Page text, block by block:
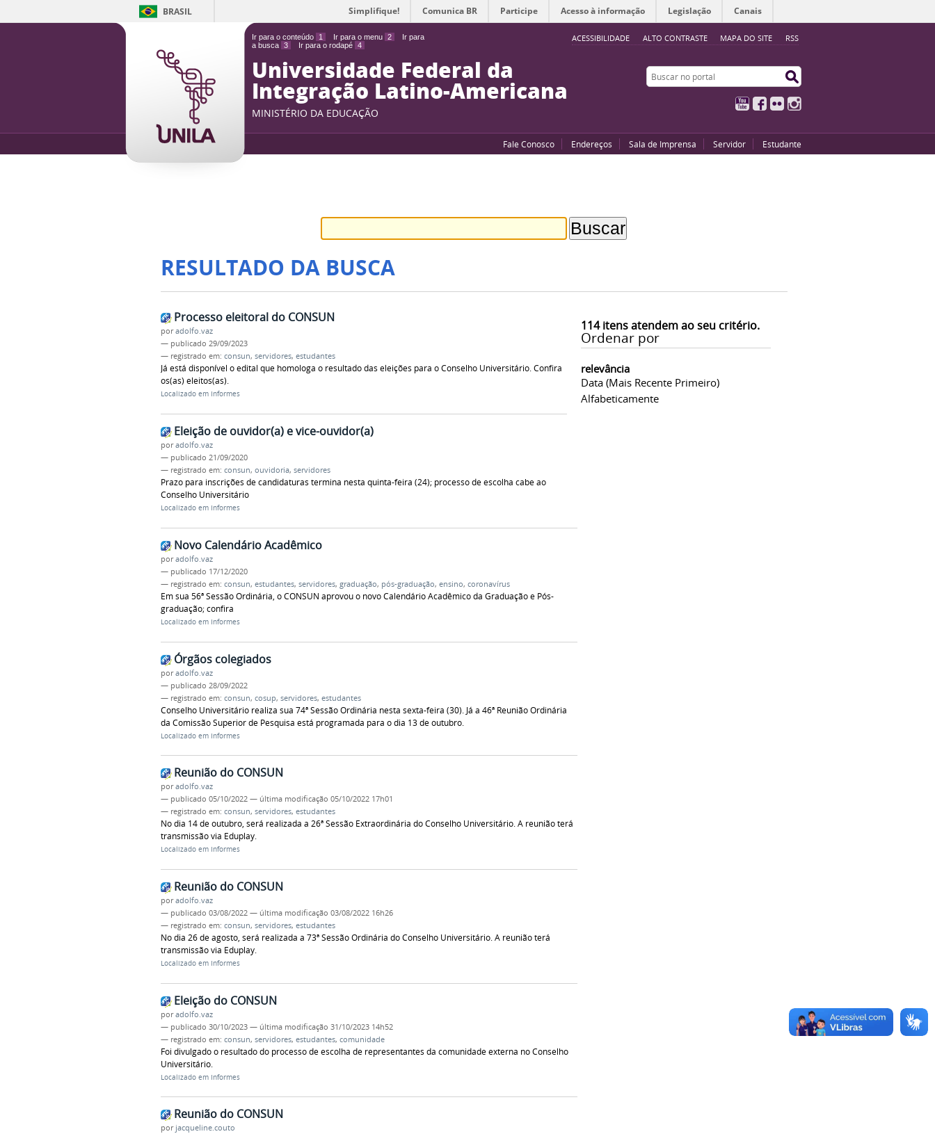
Ir para o conteúdo 1 Ir para o menu 2
Ir para
a busca 3 Ir para o rodapé 4
ACESSIBILIDADE ALTO CONTRASTE MAPA DO SITE RSS
BRASIL Simplifique! Comunica BR Participe Acesso à informação Legislação Canais
Universidade Federal da
Integração Latino-Americana
MINISTÉRIO DA EDUCAÇÃO
Buscar no portal
YouTubeFacebook
Flickr
Fale Conosco Endereços Sala de Imprensa Servidor Estudante
RESULTADO DA BUSCA
114itens atendem ao seu critério.
Ordenar por
relevância
Data (mais Recente Primeiro)
Alfabeticamente
Processo eleitoral do CONSUN
poradolfo.vaz
— publicado 29/09/2023
— registrado em: consun, servidores, estudantes
Já está disponível o edital que homologa o resultado das eleições para o Conselho Universitário. Confira
os(as) eleitos(as).
Localizado em Informes
Eleição de ouvidor(a) e vice-ouvidor(a)
poradolfo.vaz
— publicado 21/09/2020
— registrado em: consun, ouvidoria, servidores
Prazo para inscrições de candidaturas termina nesta quinta-feira (24); processo de escolha cabe ao
Conselho Universitário
Localizado em Informes
Novo Calendário Acadêmico
poradolfo.vaz
— publicado 17/12/2020
— registrado em: consun, estudantes, servidores, graduação, pós-graduação, ensino, coronavírus
Em sua 56ª Sessão Ordinária, o CONSUN aprovou o novo Calendário Acadêmico da Graduação e Pós-
graduação; confira
Localizado em Informes
Órgãos colegiados
poradolfo.vaz
— publicado 28/09/2022
— registrado em: consun, cosup, servidores, estudantes
Conselho Universitário realiza sua 74ª Sessão Ordinária nesta sexta-feira (30). Já a 46ª Reunião Ordinária
da Comissão Superior de Pesquisa está programada para o dia 13 de outubro.
Localizado em Informes
Reunião do CONSUN
poradolfo.vaz
— publicado 05/10/2022 — última modificação 05/10/2022 17h01
— registrado em: consun, servidores, estudantes
No dia 14 de outubro, será realizada a 26ª Sessão Extraordinária do Conselho Universitário. A reunião terá
transmissão via Eduplay.
Localizado em Informes
Reunião do CONSUN
poradolfo.vaz
— publicado 03/08/2022 — última modificação 03/08/2022 16h26
— registrado em: consun, servidores, estudantes
No dia 26 de agosto, será realizada a 73ª Sessão Ordinária do Conselho Universitário. A reunião terá
transmissão via Eduplay.
Localizado em Informes
Eleição do CONSUN
poradolfo.vaz
— publicado 30/10/2023 — última modificação 31/10/2023 14h52
— registrado em: consun, servidores, estudantes, comunidade
Foi divulgado o resultado do processo de escolha de representantes da comunidade externa no Conselho
Universitário.
Localizado em Informes
Reunião do CONSUN
por jacqueline.couto